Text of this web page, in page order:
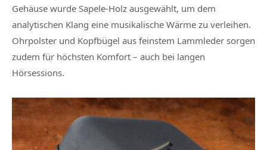
Gehäuse wurde Sapele-Holz ausgewählt, um dem
analytischen Klang eine musikalische Wärme zu verleihen.
Ohrpolster und Kopfbügel aus feinstem Lammleder sorgen
zudem für höchsten Komfort – auch bei langen
Hörsessions.